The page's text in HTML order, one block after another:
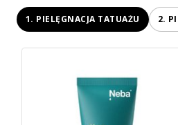
1. PIELĘGNACJA TATUAŻU 2.